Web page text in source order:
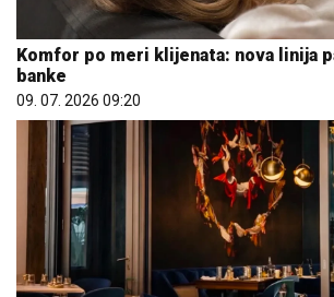
Komfor po meri klijenata: nova linija
banke
09. 07. 2026 09:20